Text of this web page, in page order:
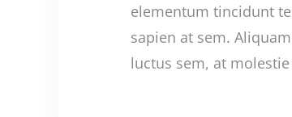
elementum tincidunt
sapien at sem.
luctus sem, at